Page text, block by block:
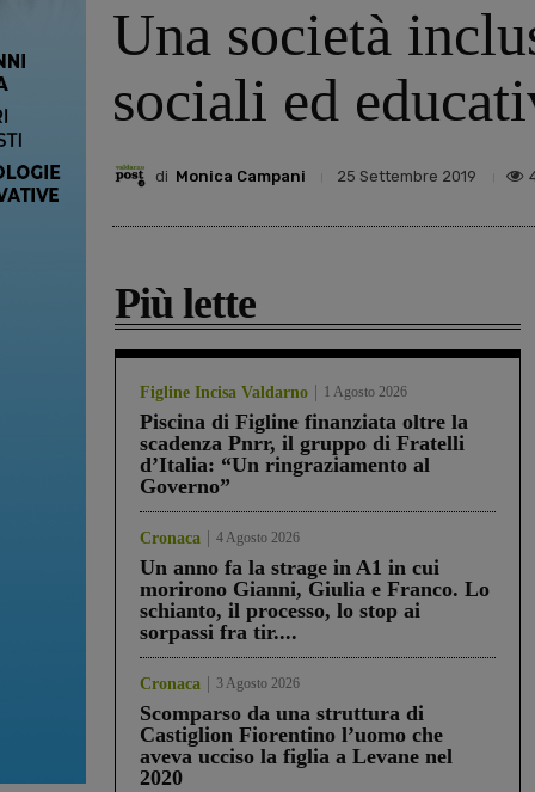
Una società
sociali ed
di Monica Campani 25 Settembre 2019
Più lette
Figline Incisa Valdarno 1 Agosto 2026
Piscina di Figline finanziata oltre la
scadenza Pnrr, il gruppo di Fratelli
d’Italia: “Un ringraziamento al
Governo”
Cronaca 4 Agosto 2026
Un anno fa la strage in A1 in cui
morirono Gianni, Giulia e Franco. Lo
schianto, il processo, lo stop ai
sorpassi fra tir....
Cronaca 3 Agosto 2026
Scomparso da una struttura di
Castiglion Fiorentino l’uomo che
aveva ucciso la figlia a Levane nel
2020